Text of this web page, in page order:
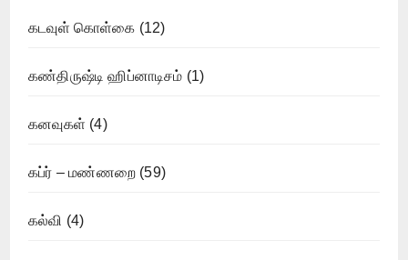
கடவுள் கொள்கை (12)
கண்திருஷ்டி ஹிப்னாடிசம் (1)
கனவுகள் (4)
கப்ர் – மண்ணறை (59)
கல்வி (4)